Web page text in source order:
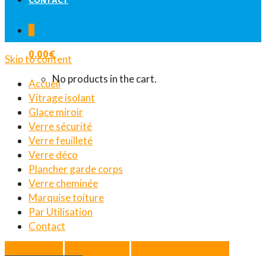
0.00€
No products in the cart.
Skip to content
Accueil
Vitrage isolant
Glace miroir
Verre sécurité
Verre feuilleté
Verre déco
Plancher garde corps
Verre cheminée
Marquise toiture
Par Utilisation
Contact